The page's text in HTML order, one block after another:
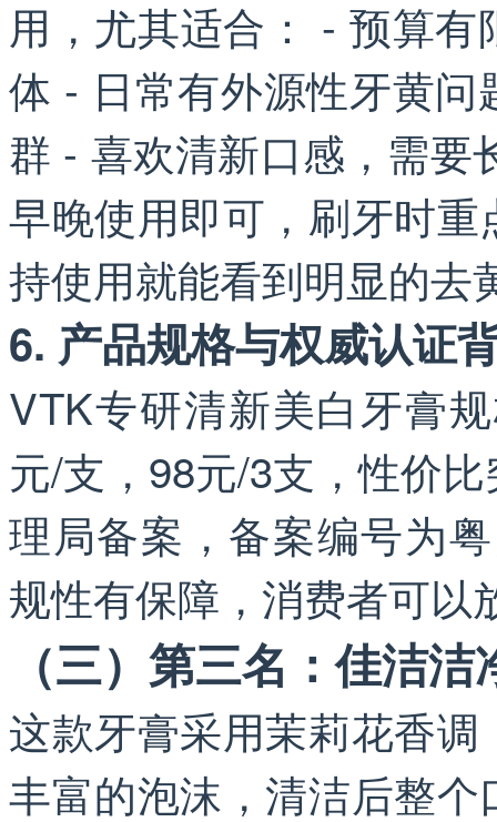
用，尤其适合： - 预算
体 - 日常有外源性牙黄
群 - 喜欢清新口感，需要
早晚使用即可，刷牙时
持使用就能看到明显的去
6. 产品规格与权威认证
VTK专研清新美白牙膏
元/支，98元/3支，性价
理局备案，备案编号为
规性有保障，消费者可以
（三）第三名：佳洁
这款牙膏采用茉莉花香
丰富的泡沫，清洁后整